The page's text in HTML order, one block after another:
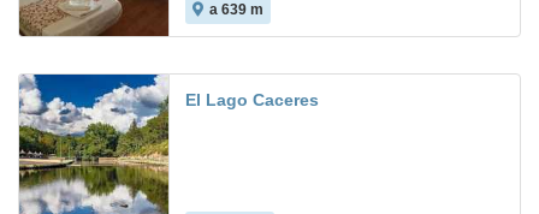
a 639 m
El Lago Caceres